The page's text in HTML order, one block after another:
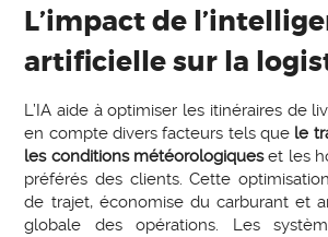
L’impact de
artificielle sur la
L’IA aide à optimiser les itinéraires de
en compte divers facteurs tels que le
les conditions météorologiqueset les
préférés des clients. Cette
de trajet, économise du carburant et
globale des opérations. Les